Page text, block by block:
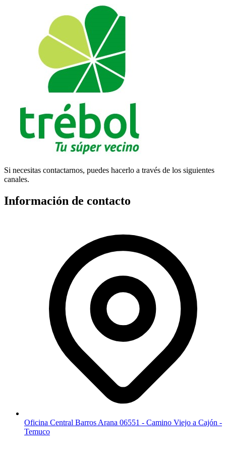
Si necesitas contactarnos, puedes hacerlo a través de los siguientes
canales.
Información de contacto
Oficina Central Barros Arana 06551 - Camino Viejo a Cajón -
Temuco